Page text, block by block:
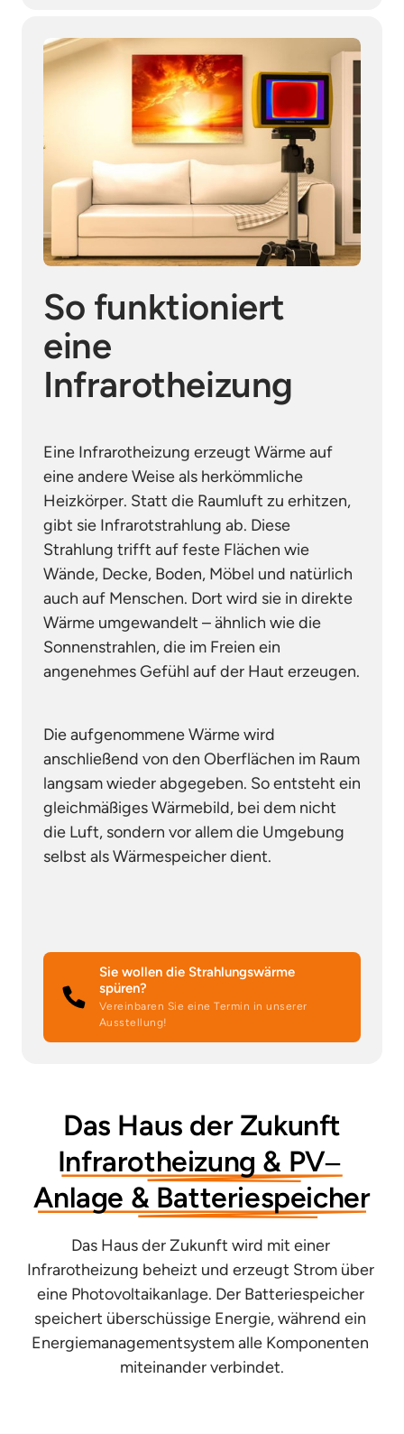
So funktioniert
eine
Infrarotheizung
Eine Infrarotheizung erzeugt Wärme auf
eine andere Weise als herkömmliche
Heizkörper. Statt die Raumluft zu erhitzen,
gibt sie Infrarotstrahlung ab. Diese
Strahlung trifft auf feste Flächen wie
Wände, Decke, Boden, Möbel und natürlich
auch auf Menschen. Dort wird sie in direkte
Wärme umgewandelt – ähnlich wie die
Sonnenstrahlen, die im Freien ein
angenehmes Gefühl auf der Haut erzeugen.
Die aufgenommene Wärme wird
anschließend von den Oberflächen im Raum
langsam wieder abgegeben. So entsteht ein
gleichmäßiges Wärmebild, bei dem nicht
die Luft, sondern vor allem die Umgebung
selbst als Wärmespeicher dient.
Sie wollen die Strahlungswärme
spüren?
Vereinbaren Sie eine Termin in unserer
Ausstellung!
Das Haus der Zukunft
Infrarotheizung & PV‒
Anlage & Batteriespeicher
Das Haus der Zukunft wird mit einer
Infrarotheizung beheizt und erzeugt Strom über
eine Photovoltaikanlage. Der Batteriespeicher
speichert überschüssige Energie, während ein
Energiemanagementsystem alle Komponenten
miteinander verbindet.